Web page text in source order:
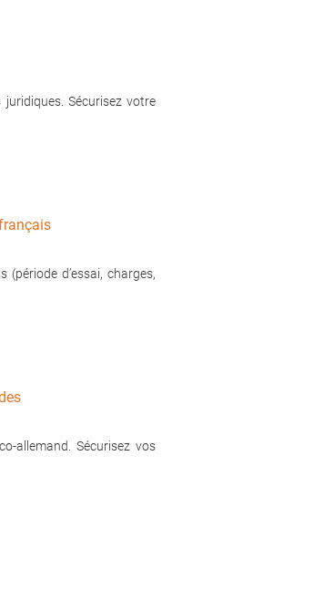
Sécurisez votre
d’essai, charges,
allemand. Sécurisez vos